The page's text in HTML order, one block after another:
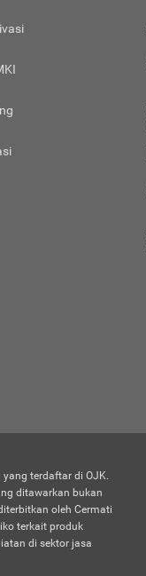
terdaftar di OJK.
ditawarkan bukan
oleh Cermati
terkait produk
di sektor jasa